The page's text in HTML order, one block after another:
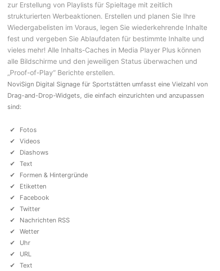
zur Erstellung von Playlists für Spieltage mit zeitlich
strukturierten Werbeaktionen. Erstellen und planen Sie Ihre
Wiedergabelisten im Voraus, legen Sie wiederkehrende Inhalte
fest und vergeben Sie Ablaufdaten für bestimmte Inhalte und
vieles mehr! Alle Inhalts-Caches in Media Player Plus können
alle Bildschirme und den jeweiligen Status überwachen und
„Proof-of-Play“ Berichte erstellen.
NoviSign Digital Signage für Sportstätten umfasst eine Vielzahl von
Drag-and-Drop-Widgets, die einfach einzurichten und anzupassen
sind:
Fotos
Videos
Diashows
Text
Formen & Hintergründe
Etiketten
Facebook
Twitter
Nachrichten RSS
Wetter
Uhr
URL
Text